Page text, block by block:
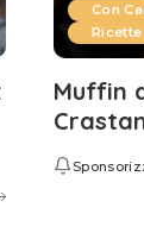
Con
Ricette
Muffin